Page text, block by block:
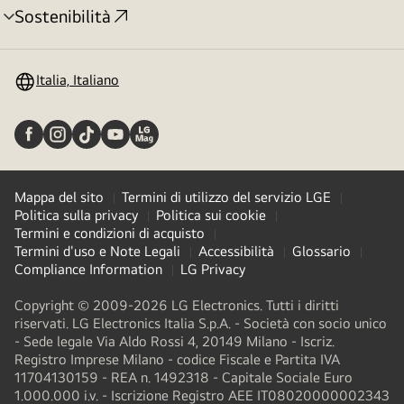
Sostenibilità
Attivazione
Italia, Italiano
Mappa del sito
Termini di utilizzo del servizio LGE
Politica sulla privacy
Politica sui cookie
Termini e condizioni di acquisto
Termini d'uso e Note Legali
Accessibilità
Glossario
Compliance Information
LG Privacy
Copyright © 2009-2026 LG Electronics. Tutti i diritti
riservati. LG Electronics Italia S.p.A. - Società con socio unico
- Sede legale Via Aldo Rossi 4, 20149 Milano - Iscriz.
Registro Imprese Milano - codice Fiscale e Partita IVA
11704130159 - REA n. 1492318 - Capitale Sociale Euro
1.000.000 i.v. - Iscrizione Registro AEE IT08020000002343​